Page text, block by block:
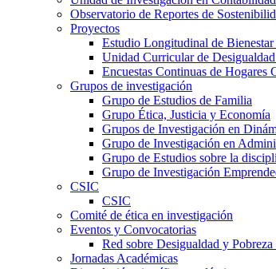
Observatorio de Reportes de
Proyectos
Estudio Longitudinal de
Unidad Curricular de
Encuestas Continuas de Hogares
Grupos de investigación
Grupo de Estudios de Familia
Grupo Ética, Justicia y Economía
Grupos de Investigación en
Grupo de Investigación en
Grupo de Estudios sobre la
Grupo de Investigación
CSIC
CSIC
Comité de ética en investigación
Eventos y Convocatorias
Red sobre Desigualdad y
Jornadas Académicas